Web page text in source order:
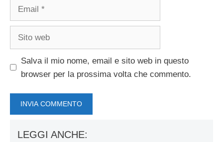
Salva il mio nome, email e sito web in questo
browser per la prossima volta che commento.
LEGGI ANCHE: